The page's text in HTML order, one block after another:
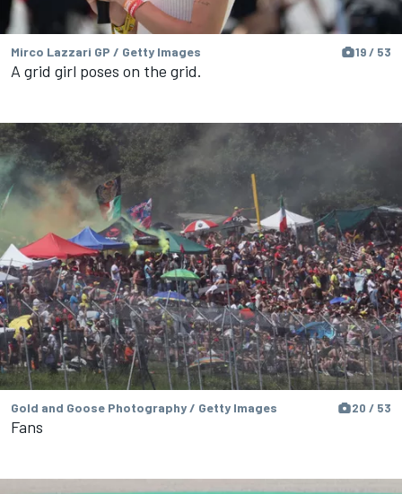
Mirco Lazzari GP / Getty Images 19 / 53
A grid girl poses on the grid.
Gold and Goose Photography / Getty Images 20 / 53
Fans